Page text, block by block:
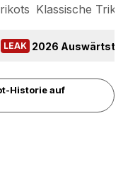
Klassische
LEAK 2026
Historie auf